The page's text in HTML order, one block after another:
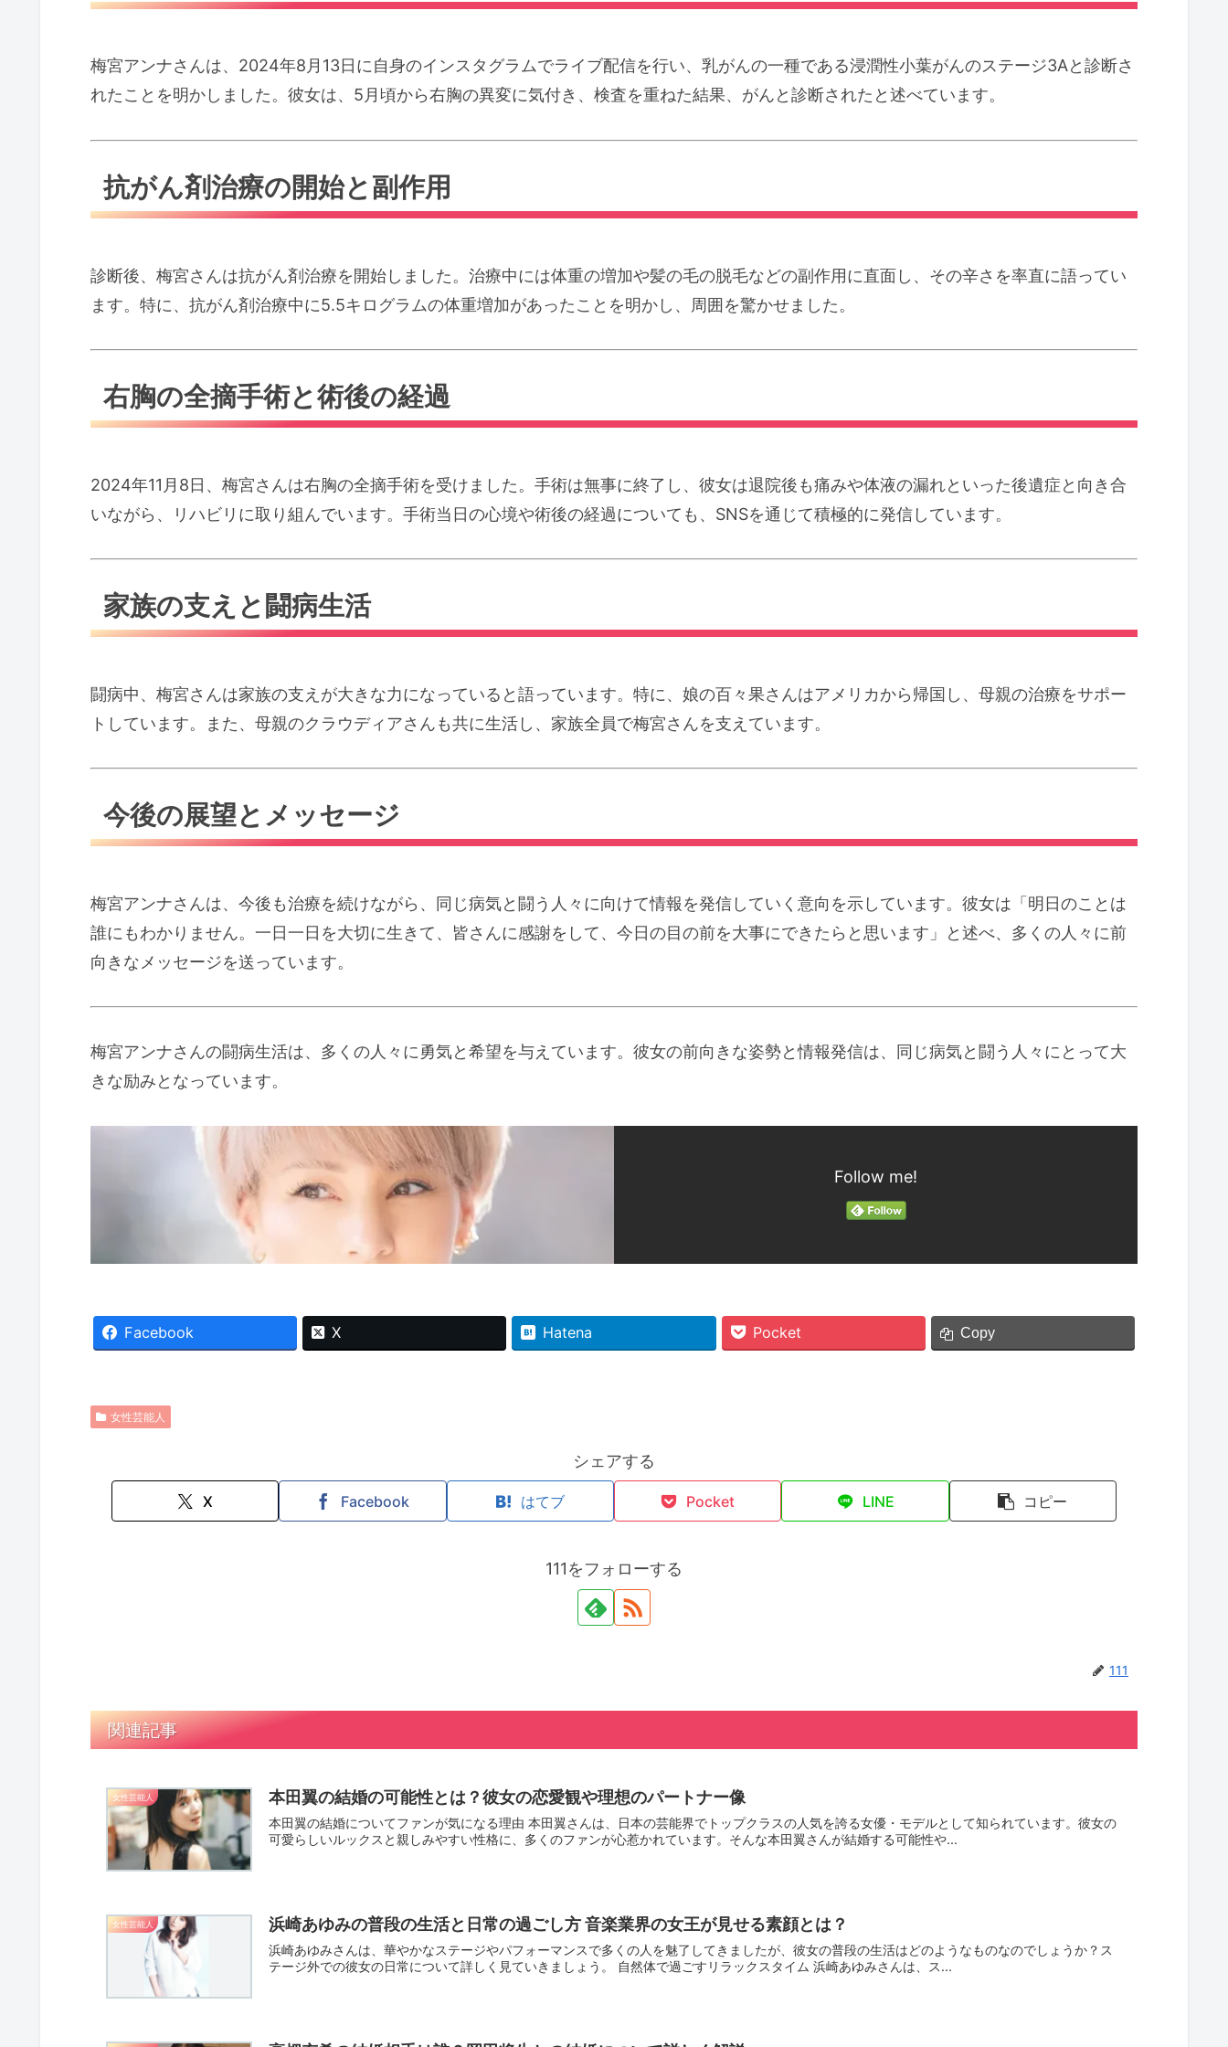
梅宮アンナさんは、2024年8月13日に自身のインスタグラムでライブ配信を行い、乳がんの一種である浸潤性小葉がんのステージ3Aと診断さ
れたことを明かしました。彼女は、5月頃から右胸の異変に気付き、検査を重ねた結果、がんと診断されたと述べています。
抗がん剤治療の開始と副作用
診断後、梅宮さんは抗がん剤治療を開始しました。治療中には体重の増加や髪の毛の脱毛などの副作用に直面し、その辛さを率直に語ってい
ます。特に、抗がん剤治療中に5.5キログラムの体重増加があったことを明かし、周囲を驚かせました。
右胸の全摘手術と術後の経過
2024年11月8日、梅宮さんは右胸の全摘手術を受けました。手術は無事に終了し、彼女は退院後も痛みや体液の漏れといった後遺症と向き合
いながら、リハビリに取り組んでいます。手術当日の心境や術後の経過についても、SNSを通じて積極的に発信しています。
家族の支えと闘病生活
闘病中、梅宮さんは家族の支えが大きな力になっていると語っています。特に、娘の百々果さんはアメリカから帰国し、母親の治療をサポー
トしています。また、母親のクラウディアさんも共に生活し、家族全員で梅宮さんを支えています。
今後の展望とメッセージ
梅宮アンナさんは、今後も治療を続けながら、同じ病気と闘う人々に向けて情報を発信していく意向を示しています。彼女は「明日のことは
誰にもわかりません。一日一日を大切に生きて、皆さんに感謝をして、今日の目の前を大事にできたらと思います」と述べ、多くの人々に前
向きなメッセージを送っています。
梅宮アンナさんの闘病生活は、多くの人々に勇気と希望を与えています。彼女の前向きな姿勢と情報発信は、同じ病気と闘う人々にとって大
きな励みとなっています。
Follow me!
Facebook X Hatena Pocket Copy
女性芸能人
シェアする
X Facebook はてブ Pocket LINE コピー
111をフォローする
111
関連記事
女性芸能人 本田翼の結婚の可能性とは？彼女の恋愛観や理想のパートナー像
本田翼の結婚についてファンが気になる理由 本田翼さんは、日本の芸能界でトップクラスの人気を誇る女優・モデルとして知られています。彼女の
可愛らしいルックスと親しみやすい性格に、多くのファンが心惹かれています。そんな本田翼さんが結婚する可能性や...
女性芸能人 浜崎あゆみの普段の生活と日常の過ごし方 音楽業界の女王が見せる素顔とは？
浜崎あゆみさんは、華やかなステージやパフォーマンスで多くの人を魅了してきましたが、彼女の普段の生活はどのようなものなのでしょうか？ス
テージ外での彼女の日常について詳しく見ていきましょう。 自然体で過ごすリラックスタイム 浜崎あゆみさんは、ス...